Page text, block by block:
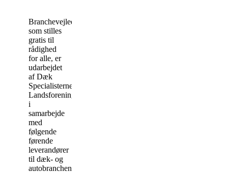
Branchevejledningerne,
som stilles
gratis til
rådighed
for alle, er
udarbejdet
af Dæk
Specialisternes
Landsforening
i
samarbejde
med
følgende
førende
leverandører
til dæk- og
autobranchen: